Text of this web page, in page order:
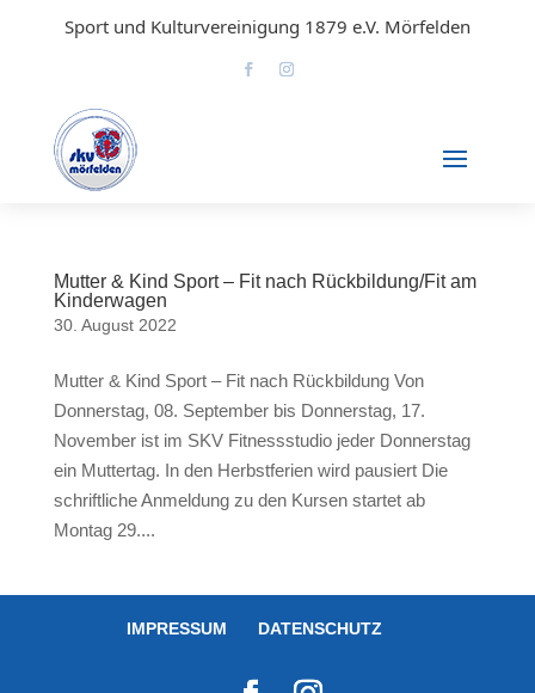
Sport und Kulturvereinigung 1879 e.V. Mörfelden
Mutter & Kind Sport – Fit nach Rückbildung/Fit am
Kinderwagen
30. August 2022
Mutter & Kind Sport – Fit nach Rückbildung Von
Donnerstag, 08. September bis Donnerstag, 17.
November ist im SKV Fitnessstudio jeder Donnerstag
ein Muttertag. In den Herbstferien wird pausiert Die
schriftliche Anmeldung zu den Kursen startet ab
Montag 29....
IMPRESSUM DATENSCHUTZ